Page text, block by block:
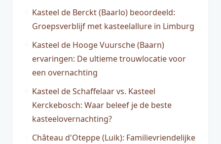
Kasteel de Berckt (Baarlo) beoordeeld:
Groepsverblijf met kasteelallure in Limburg
Kasteel de Hooge Vuursche (Baarn)
ervaringen: De ultieme trouwlocatie voor
een overnachting
Kasteel de Schaffelaar vs. Kasteel
Kerckebosch: Waar beleef je de beste
kasteelovernachting?
Château d'Oteppe (Luik): Familievriendelijke